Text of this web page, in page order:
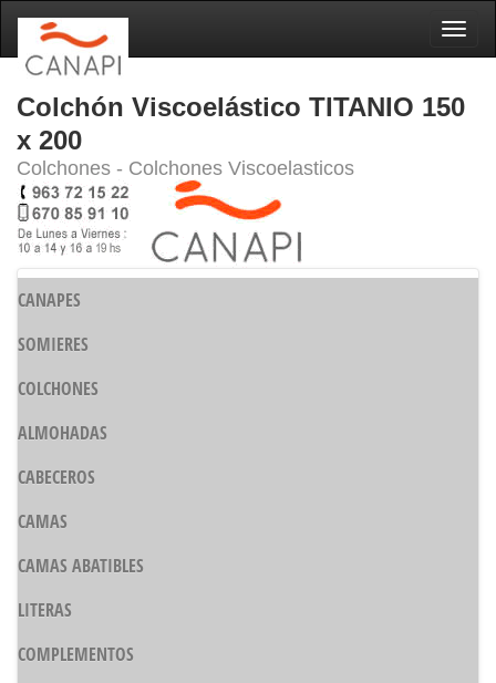
Colchón Viscoelástico TITANIO 150
x 200
Colchones - Colchones Viscoelasticos
CANAPES
SOMIERES
COLCHONES
ALMOHADAS
CABECEROS
CAMAS
CAMAS ABATIBLES
LITERAS
COMPLEMENTOS